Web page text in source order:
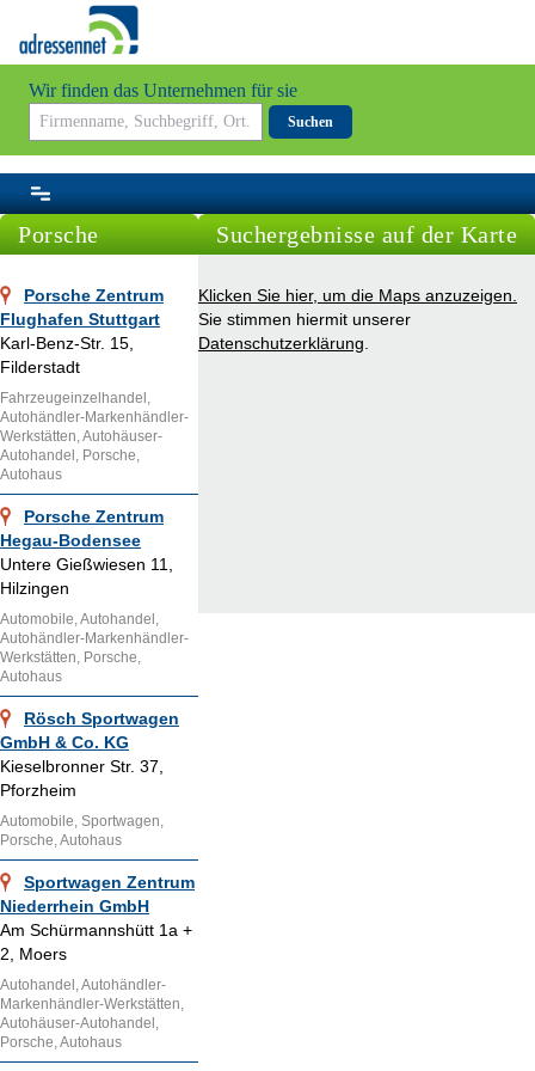
Wir finden das Unternehmen für sie
Suchen
Porsche
Porsche Zentrum
Flughafen Stuttgart
Karl-Benz-Str. 15,
Filderstadt
Fahrzeugeinzelhandel,
Autohändler-Markenhändler-
Werkstätten, Autohäuser-
Autohandel, Porsche,
Autohaus
Porsche Zentrum
Hegau-Bodensee
Untere Gießwiesen 11,
Hilzingen
Automobile, Autohandel,
Autohändler-Markenhändler-
Werkstätten, Porsche,
Autohaus
Rösch Sportwagen
GmbH & Co. KG
Kieselbronner Str. 37,
Pforzheim
Automobile, Sportwagen,
Porsche, Autohaus
Sportwagen Zentrum
Niederrhein GmbH
Am Schürmannshütt 1a +
2, Moers
Autohandel, Autohändler-
Markenhändler-Werkstätten,
Autohäuser-Autohandel,
Porsche, Autohaus
Suchergebnisse auf der Karte
Klicken Sie hier, um die Maps anzuzeigen.
Sie stimmen hiermit unserer
Datenschutzerklärung